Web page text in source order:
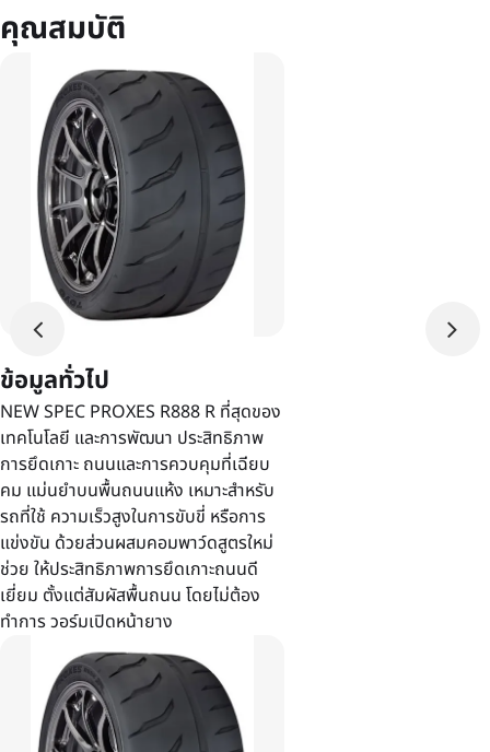
คุณสมบัติ
ข้อมูลทั่วไป
NEW SPEC PROXES R888 R ที่สุดของ
เทคโนโลยี และการพัฒนา ประสิทธิภาพ
การยึดเกาะ ถนนและการควบคุมที่เฉียบ
คม แม่นยำบนพื้นถนนแห้ง เหมาะสำหรับ
รถที่ใช้ ความเร็วสูงในการขับขี่ หรือการ
แข่งขัน ด้วยส่วนผสมคอมพาว์ดสูตรใหม่
ช่วย ให้ประสิทธิภาพการยึดเกาะถนนดี
เยี่ยม ตั้งแต่สัมผัสพื้นถนน โดยไม่ต้อง
ทำการ วอร์มเปิดหน้ายาง